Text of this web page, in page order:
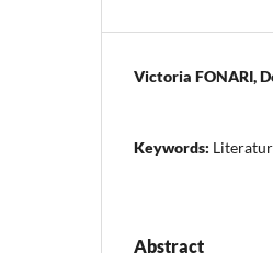
Victoria FONARI,
Keywords:
Abstract